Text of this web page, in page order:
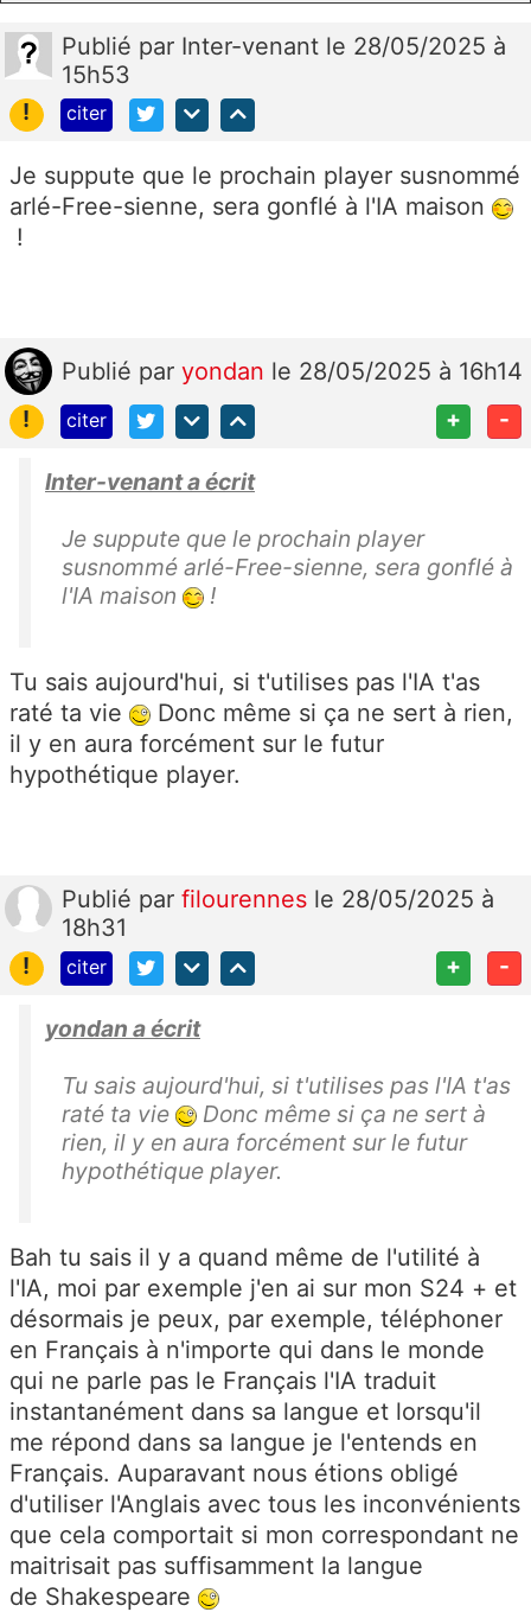
Publié par Inter-venant le 28/05/2025 à
15h53
!
citer
Je suppute que le prochain player susnommé
arlé-Free-sienne, sera gonflé à l'IA maison
!
Publié par yondan le 28/05/2025 à 16h14
!
citer + -
Inter-venant a écrit
Je suppute que le prochain player
susnommé arlé-Free-sienne, sera gonflé à
l'IA maison
!
Tu sais aujourd'hui, si t'utilises pas l'IA t'as
raté ta vie
Donc même si ça ne sert à rien,
il y en aura forcément sur le futur
hypothétique player.
Publié par filourennes le 28/05/2025 à
18h31
!
citer + -
yondan a écrit
Tu sais aujourd'hui, si t'utilises pas l'IA t'as
raté ta vie
Donc même si ça ne sert à
rien, il y en aura forcément sur le futur
hypothétique player.
Bah tu sais il y a quand même de l'utilité à
l'IA, moi par exemple j'en ai sur mon S24 + et
désormais je peux, par exemple, téléphoner
en Français à n'importe qui dans le monde
qui ne parle pas le Français l'IA traduit
instantanément dans sa langue et lorsqu'il
me répond dans sa langue je l'entends en
Français. Auparavant nous étions obligé
d'utiliser l'Anglais avec tous les inconvénients
que cela comportait si mon correspondant ne
maitrisait pas suffisamment la langue
de Shakespeare